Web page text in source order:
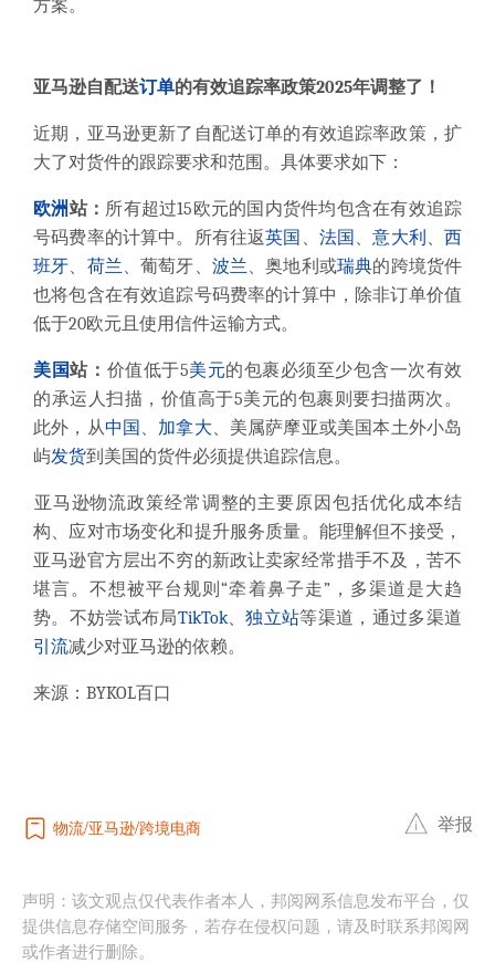
方案。
亚马逊自配送订单的有效追踪率政策2025年调整了！
近期， 亚马逊更新了 自配送订单的有效追踪率政策，扩
大了对货件的跟踪要求和范围。具体要求如下：
欧洲站‌： 所有超过15欧元的国内货件均包含在有效追踪
号码费率的计算中。所有往返英国 、 法国 、意大利 、西
班牙、 荷兰、葡萄牙、 波兰、奥地利或瑞典的跨境货件
也将包含在有效追踪号码费率的计算中，除非订单价值
低于20欧元且使用信件运输方式。
美国站‌： 价值低于5美元的包裹必须至少包含一次有效
的承运人扫描，价值高于5美元的包裹则要扫描两次。
此外，从中国 、 加拿大、美属萨摩亚或美国本土外小岛
屿发货到美国的货件必须提供追踪信息。
‌亚马逊物流政策经常调整的主要原因包括优化成本结
构、应对市场变化和提升服务质量。 能理解但不接受，
亚马逊官方层出不穷的新政让卖家经常措手不及，苦不
堪言。不想被平台规则“牵着鼻子走”，多渠道是大趋
势。不妨尝试布局TikTok、独立站等渠道，通过多渠道
引流减少对亚马逊的依赖。
来源：BYKOL百口
物流 亚马逊 跨境电商 举报
声明：该文观点仅代表作者本人，邦阅网系信息发布平台，仅
提供信息存储空间服务，若存在侵权问题，请及时联系邦阅网
或作者进行删除。